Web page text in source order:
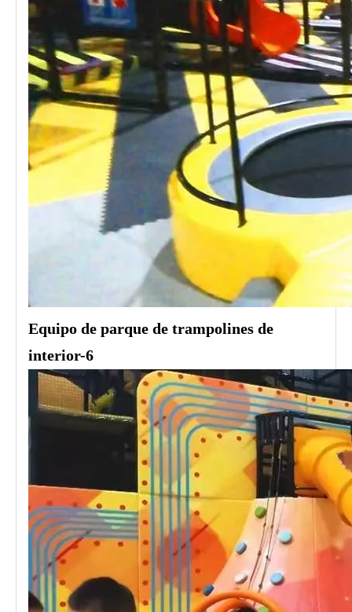
Equipo de parque de trampolines de
interior-6